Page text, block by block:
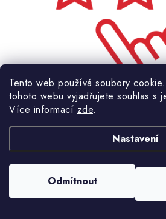
Tento web používá soubory
tohoto webu vyjadřujete souhlas s
Více informací zde.
Nastavení
Odmítnout
Nejlépe hodnocené
produkty na trhu